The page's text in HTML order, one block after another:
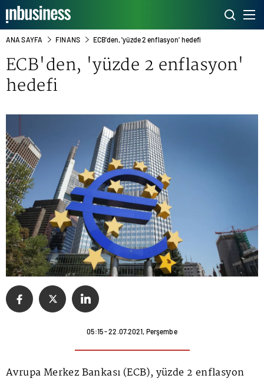
ANA SAYFA FINANS ECB'den, 'yüzde 2 enflasyon' hedefi
ECB'den, 'yüzde 2 enflasyon'
hedefi
05:15 - 22.07.2021, Perşembe
Avrupa Merkez Bankası (ECB), yüzde 2 enflasyon